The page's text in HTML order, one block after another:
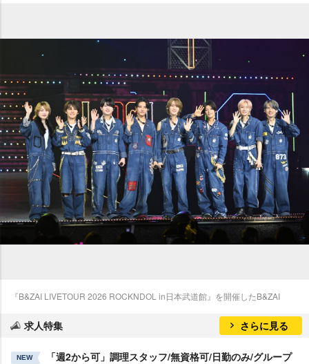
『B&ZAI LIVETOUR 2026 ROCKNDOL in日本武道館』を開催したB&ZAI
求人特集 さらに見る
NEW
「週2から可」調理スタッフ/無資格可/日勤のみ/グループ